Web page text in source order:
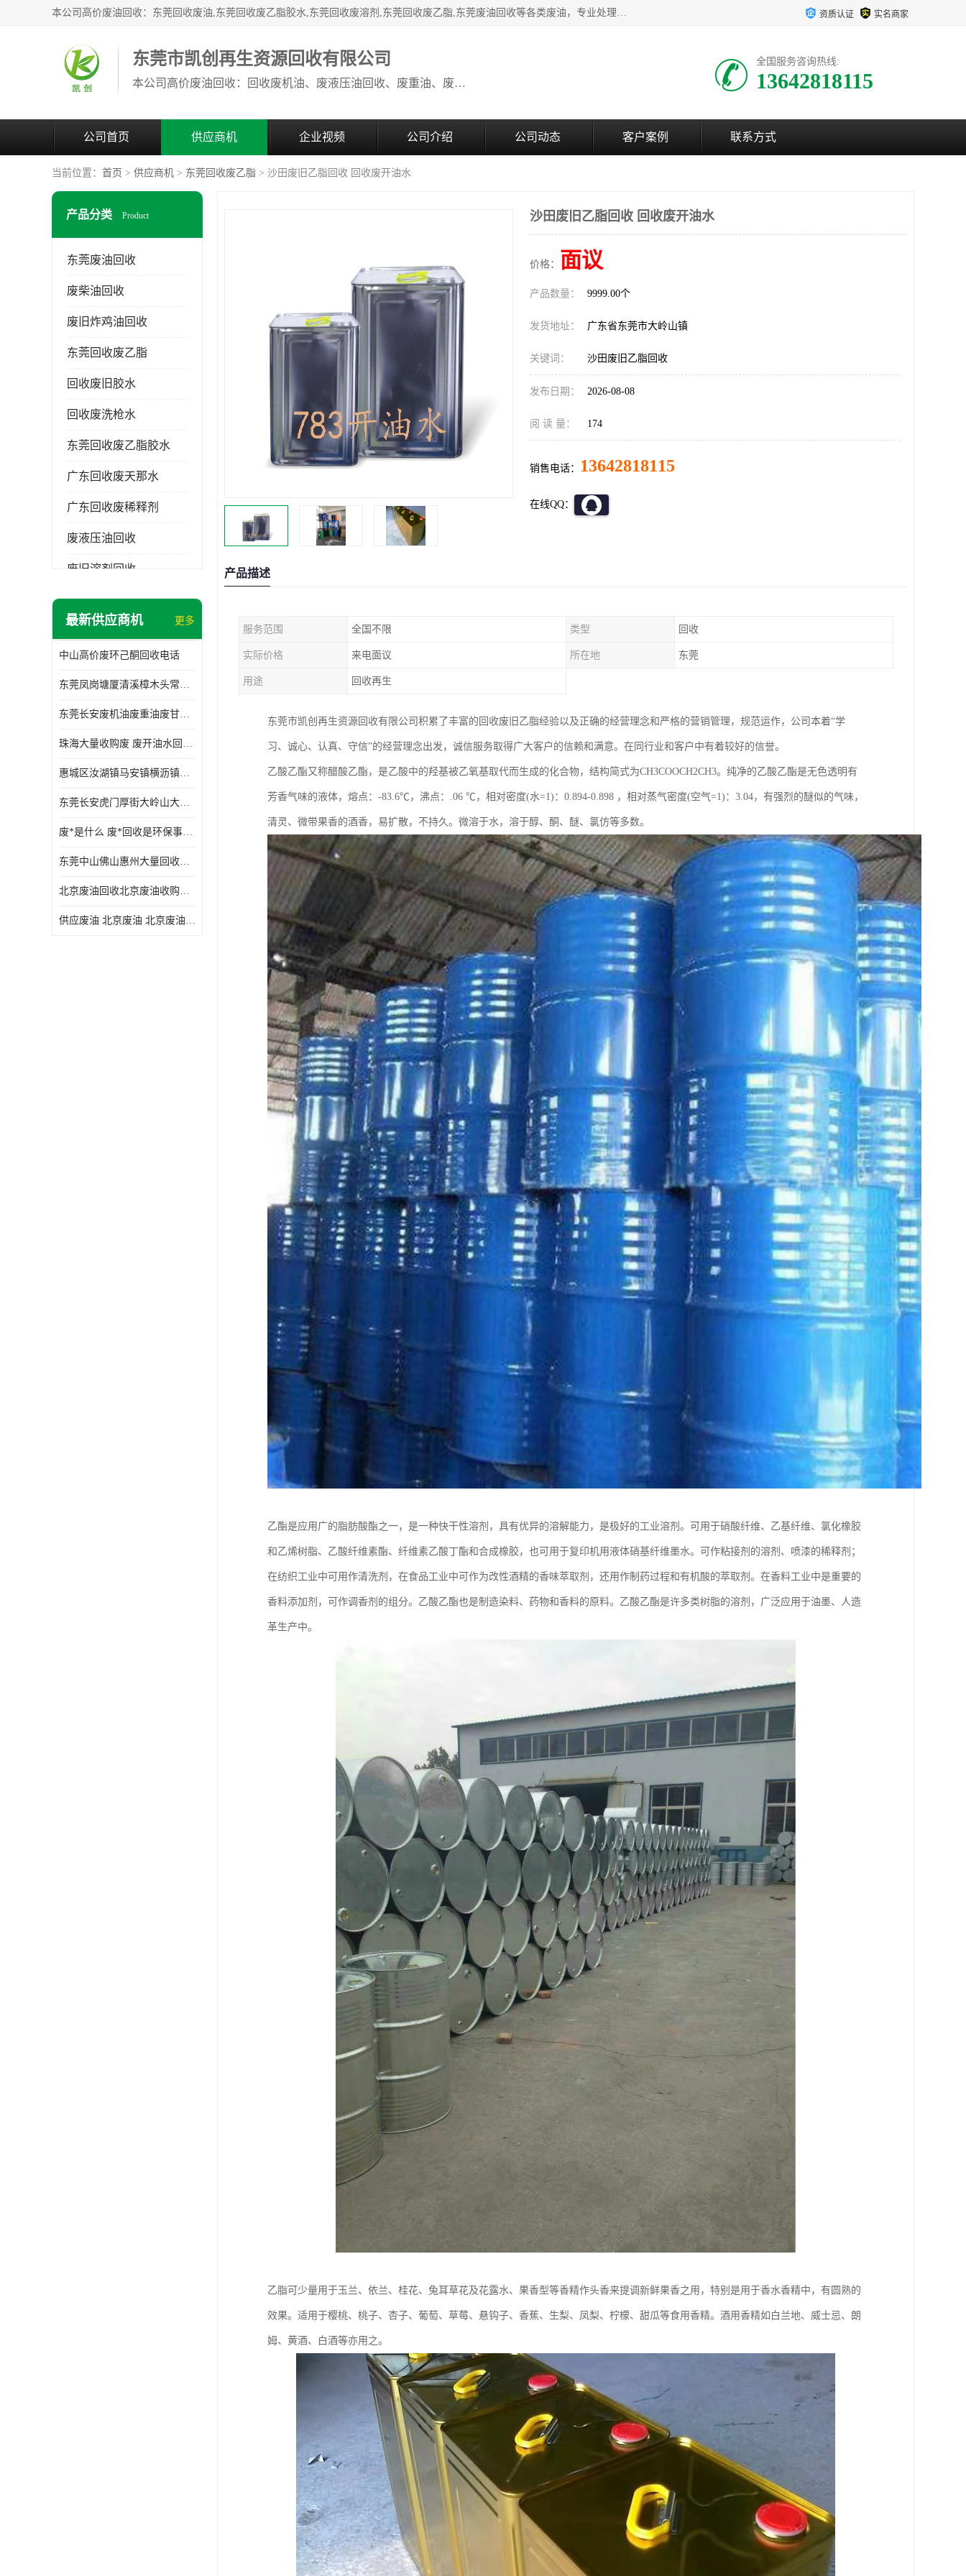
本公司高价废油回收：东莞回收废油,东莞回收废乙脂胶水,东莞回收废溶剂,东莞回收废乙脂,东莞废油回收等各类废油，专业处理从事化工产品研发与销售的综合型高科技服务性企业。我公司自成立以来，一直秉承“科技创新，立足诚信，感恩于心”的理念，力求设计与客户合作共赢的局面。在广大新老客户的大力支持下，我公司员工经过不懈努力，公司已快速发展成为国内知名化工企业。 资质认证 实名商家
东莞市凯创再生资源回收有限公司
本公司高价废油回收：回收废机油、废液压油回收、废重油、废食用油回收、废导热油、废、废油漆、废UV光油、废清、废白矿油、废变压器油
全国服务咨询热线:
13642818115
公司首页 供应商机 企业视频 公司介绍 公司动态 客户案例 联系方式
当前位置： 首页 > 供应商机 > 东莞回收废乙脂 > 沙田废旧乙脂回收 回收废开油水
产品分类 Product
东莞废油回收
废柴油回收
废旧炸鸡油回收
东莞回收废乙脂
回收废旧胶水
回收废洗枪水
东莞回收废乙脂胶水
广东回收废天那水
广东回收废稀释剂
废液压油回收
废旧溶剂回收
东莞回收废溶剂
废三氯乙烯回收
废混合溶剂回收
最新供应商机 更多
中山高价废环己酮回收电话
东莞凤岗塘厦清溪樟木头常平废液压油 废火花机油 废 废切削油 废齿轮油 废导轨油 废螺杆油
东莞长安废机油废重油废甘油废矿物油废燃料油废废润滑油废火花机油废油废齿轮油
珠海大量收购废 废开油水回收废酒精废废乙酯胶水废洗枪水废开油水废二废三氯丁脂乙脂废甲
惠城区汝湖镇马安镇横沥镇芦洲镇 惠阳新圩镇镇镇沙田镇废机油废液压油废润滑油废废火花机油废白电油废废齿轮油废白矿油废变压器油废燃料油
东莞长安虎门厚街大岭山大量回收废开油水废洗枪水废稀释剂
废*是什么 废*回收是环保事业吗
东莞中山佛山惠州大量回收废机油，废液压油，废润滑油，废，废火花机油，废白电油，废，废齿轮油，废白矿油，废变压器油，废燃料油，废切削油
北京废油回收北京废油收购再生注意的事项
供应废油 北京废油 北京废油回收 废油收购
沙田废旧乙脂回收 回收废开油水
价格： 面议
产品数量： 9999.00个
发货地址： 广东省东莞市大岭山镇
关键词： 沙田废旧乙脂回收
发布日期： 2026-08-08
阅 读 量： 174
销售电话： 13642818115
在线QQ：
产品描述
服务范围 全国不限 类型 回收
实际价格 来电面议 所在地 东莞
用途 回收再生
东莞市凯创再生资源回收有限公司积累了丰富的回收废旧乙脂经验以及正确的经营理念和严格的营销管理，规范运作，公司本着“学
习、诚心、认真、守信”的经营理念出发，诚信服务取得广大客户的信赖和满意。在同行业和客户中有着较好的信誉。
乙酸乙酯又称醋酸乙酯，是乙酸中的羟基被乙氧基取代而生成的化合物，结构简式为CH3COOCH2CH3。纯净的乙酸乙酯是无色透明有
芳香气味的液体，熔点：-83.6℃，沸点：.06 ℃，相对密度(水=1)：0.894-0.898 ，相对蒸气密度(空气=1)：3.04，有强烈的醚似的气味，
清灵、微带果香的酒香，易扩散，不持久。微溶于水，溶于醇、酮、醚、氯仿等多数。
乙酯是应用广的脂肪酸酯之一，是一种快干性溶剂，具有优异的溶解能力，是极好的工业溶剂。可用于硝酸纤维、乙基纤维、氯化橡胶
和乙烯树脂、乙酸纤维素酯、纤维素乙酸丁酯和合成橡胶，也可用于复印机用液体硝基纤维墨水。可作粘接剂的溶剂、喷漆的稀释剂；
在纺织工业中可用作清洗剂，在食品工业中可作为改性酒精的香味萃取剂，还用作制药过程和有机酸的萃取剂。在香料工业中是重要的
香料添加剂，可作调香剂的组分。乙酸乙酯也是制造染料、药物和香料的原料。乙酸乙酯是许多类树脂的溶剂，广泛应用于油墨、人造
革生产中。
乙脂可少量用于玉兰、依兰、桂花、兔耳草花及花露水、果香型等香精作头香来提调新鲜果香之用，特别是用于香水香精中，有圆熟的
效果。适用于樱桃、桃子、杏子、葡萄、草莓、悬钩子、香蕉、生梨、凤梨、柠檬、甜瓜等食用香精。酒用香精如白兰地、威士忌、朗
姆、黄酒、白酒等亦用之。